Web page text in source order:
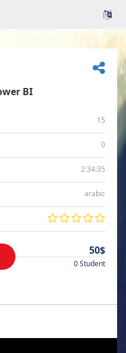
BI
15
0
2:34:35
arabic
50$
0 Student